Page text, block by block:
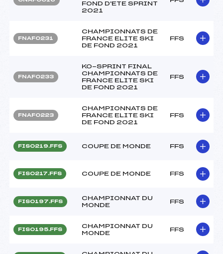
FOND D'ETE SPRINT
2021
FNAF0231
CHAMPIONNATS DE
FRANCE ELITE SKI
DE FOND 2021
FFS
FNAF0233
KO-SPRINT FINAL
CHAMPIONNATS DE
FRANCE ELITE SKI
DE FOND 2021
FFS
FNAF0223
CHAMPIONNATS DE
FRANCE ELITE SKI
DE FOND 2021
FFS
FIS0219.FFS COUPE DE MONDE FFS
FIS0217.FFS COUPE DE MONDE FFS
FIS0197.FFS
CHAMPIONNAT DU
MONDE
FFS
FIS0195.FFS
CHAMPIONNAT DU
MONDE
FFS